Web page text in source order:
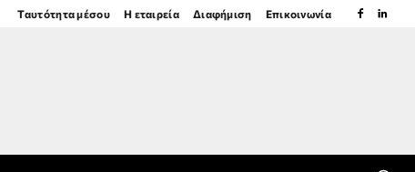
Ταυτότητα μέσου Η εταιρεία Διαφήμιση Επικοινωνία